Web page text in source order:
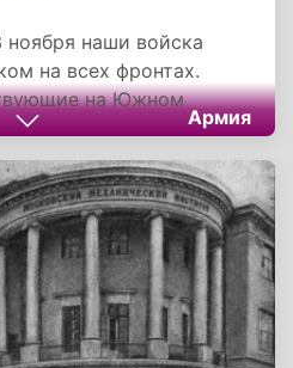
ноября наши войска
на всех фронтах.
на Южном
47 танков, 392
с пехотой и
с различными
6 автомашин с
установками, 10 орудий
и офицеров
Армия